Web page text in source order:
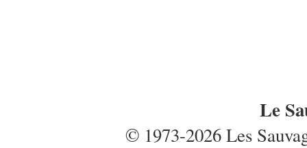
Le
© 1973-2026 Les